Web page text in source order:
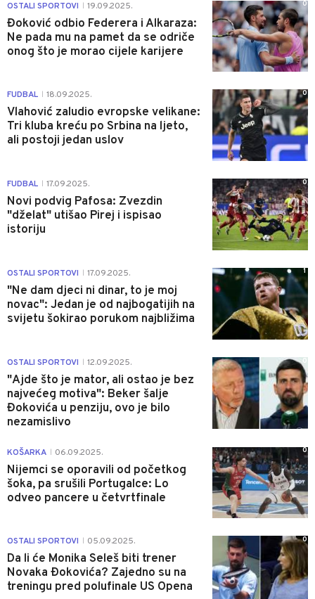
OSTALI SPORTOVI 19.09.2025.
Đoković odbio Federera i Alkaraza:
Ne pada mu na pamet da se odriče
onog što je morao cijele karijere
0
FUDBAL 18.09.2025.
Vlahović zaludio evropske velikane:
Tri kluba kreću po Srbina na ljeto,
ali postoji jedan uslov
0
FUDBAL 17.09.2025.
Novi podvig Pafosa: Zvezdin
"dželat" utišao Pirej i ispisao
istoriju
0
OSTALI SPORTOVI 17.09.2025.
"Ne dam djeci ni dinar, to je moj
novac": Jedan je od najbogatijih na
svijetu šokirao porukom najbližima
1
OSTALI SPORTOVI 12.09.2025.
"Ajde što je mator, ali ostao je bez
najvećeg motiva": Beker šalje
Đokovića u penziju, ovo je bilo
nezamislivo
0
KOŠARKA 06.09.2025.
Nijemci se oporavili od početkog
šoka, pa srušili Portugalce: Lo
odveo pancere u četvrtfinale
0
OSTALI SPORTOVI 05.09.2025.
Da li će Monika Seleš biti trener
Novaka Ðokovića? Zajedno su na
treningu pred polufinale US Opena
0